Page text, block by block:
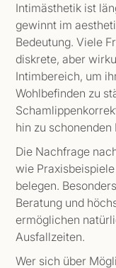
Intimästhetik ist
gewinnt im
Bedeutung. Viele
diskrete, aber
Intimbereich, um
Wohlbefinden zu
hin zu
Die Nachfrage
wie
belegen.
Beratung und
ermöglichen
Ausfallzeiten.
Wer sich über